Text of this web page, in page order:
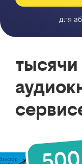
для
тысячи